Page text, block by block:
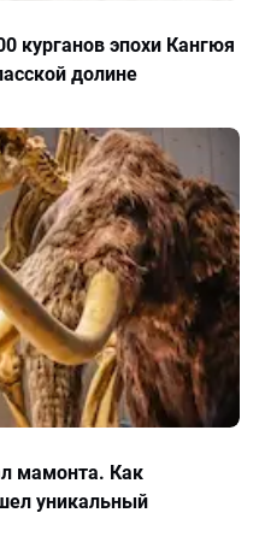
курганов эпохи Кангюя
долине
мамонта. Как
уникальный